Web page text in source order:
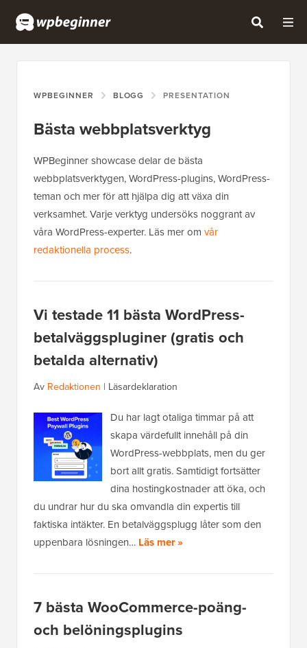
WPBEGINNER BLOGG PRESENTATION
Bästa webbplatsverktyg
WPBeginner showcase delar de bästa
webbplatsverktygen, WordPress-plugins, WordPress-
teman och mer för att hjälpa dig att växa din
verksamhet. Varje verktyg undersöks noggrant av
våra WordPress-experter. Läs mer om vår
redaktionella process.
Vi testade 11 bästa WordPress-
betalväggspluginer (gratis och
betalda alternativ)
Av Redaktionen | Läsardeklaration
Du har lagt otaliga timmar på att
skapa värdefullt innehåll på din
WordPress-webbplats, men du ger
bort allt gratis. Samtidigt fortsätter
dina hostingkostnader att öka, och
du undrar hur du ska omvandla din expertis till
faktiska intäkter. En betalväggsplugg låter som den
uppenbara lösningen… Läs mer »
7 bästa WooCommerce-poäng-
och belöningsplugins